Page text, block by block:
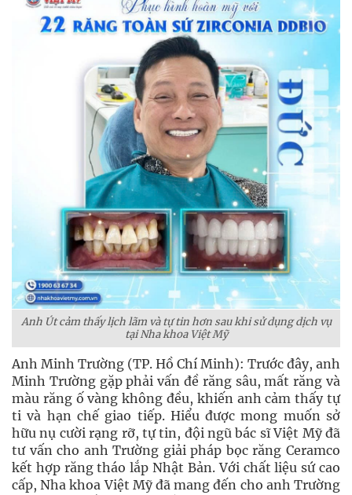
Anh Út cảm thấy lịch lãm và tự tin hơn sau khi sử dụng dịch vụ
tại Nha khoa Việt Mỹ
Anh Minh Trường (TP. Hồ Chí Minh): Trước đây, anh
Minh Trường gặp phải vấn đề răng sâu, mất răng và
màu răng ố vàng không đều, khiến anh cảm thấy tự
ti và hạn chế giao tiếp. Hiểu được mong muốn sở
hữu nụ cười rạng rỡ, tự tin, đội ngũ bác sĩ Việt Mỹ đã
tư vấn cho anh Trường giải pháp bọc răng Ceramco
kết hợp răng tháo lắp Nhật Bản. Với chất liệu sứ cao
cấp, Nha khoa Việt Mỹ đã mang đến cho anh Trường